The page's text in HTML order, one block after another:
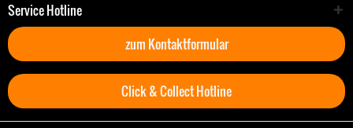
Service Hotline
zum Kontaktformular
Click & Collect Hotline